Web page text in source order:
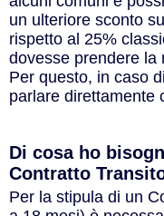
un ulteriore sconto
rispetto al 25%
dovesse prendere la
Per questo, in caso
parlare direttamente
Di cosa ho
Contratto
Per la stipula di un